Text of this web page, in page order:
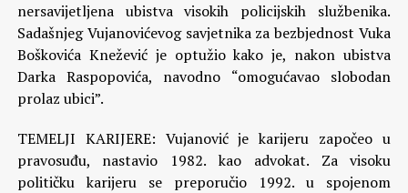
nersavijetljena ubistva visokih policijskih službenika.
Sadašnjeg Vujanovićevog savjetnika za bezbjednost Vuka
Boškovića Knežević je optužio kako je, nakon ubistva
Darka Raspopovića, navodno “omogućavao slobodan
prolaz ubici”.
TEMELJI KARIJERE: Vujanović je karijeru započeo u
pravosuđu, nastavio 1982. kao advokat. Za visoku
političku karijeru se preporučio 1992. u spojenom